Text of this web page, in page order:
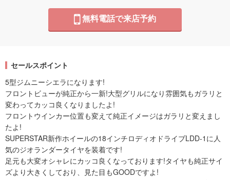
無料電話で来店予約
セールスポイント
5型ジムニーシエラになります!
フロントビューが純正から一新!大型グリルになり雰囲気もガラリと
変わってカッコ良くなりましたよ!
フロントウインカー位置も変えて純正イメージはガラリと変えまし
たよ!
SUPERSTAR新作ホイールの18インチロディオドライブLDD-1に人
気のジオランダータイヤを装着です!
足元も大変オシャレにカッコ良くなっております!タイヤも純正サイ
ズより大きくしており、見た目もGOODですよ!